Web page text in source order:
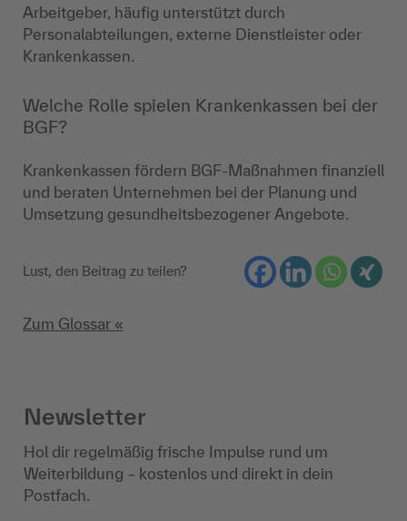
Arbeitgeber, häufig unterstützt durch
Personalabteilungen, externe Dienstleister oder
Krankenkassen.
Welche Rolle spielen Krankenkassen bei der
BGF?
Krankenkassen fördern BGF-Maßnahmen finanziell
und beraten Unternehmen bei der Planung und
Umsetzung gesundheitsbezogener Angebote.
Lust, den Beitrag zu teilen?
Zum Glossar «
Newsletter
Hol dir regelmäßig frische Impulse rund um
Weiterbildung – kostenlos und direkt in dein
Postfach.